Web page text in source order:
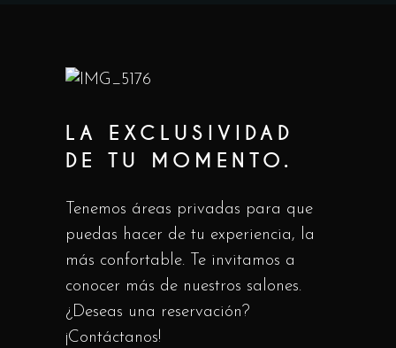
LA EXCLUSIVIDAD
DE TU MOMENTO.
Tenemos áreas privadas para que
puedas hacer de tu experiencia, la
más confortable. Te invitamos a
conocer más de nuestros salones.
¿Deseas una reservación?
¡Contáctanos!